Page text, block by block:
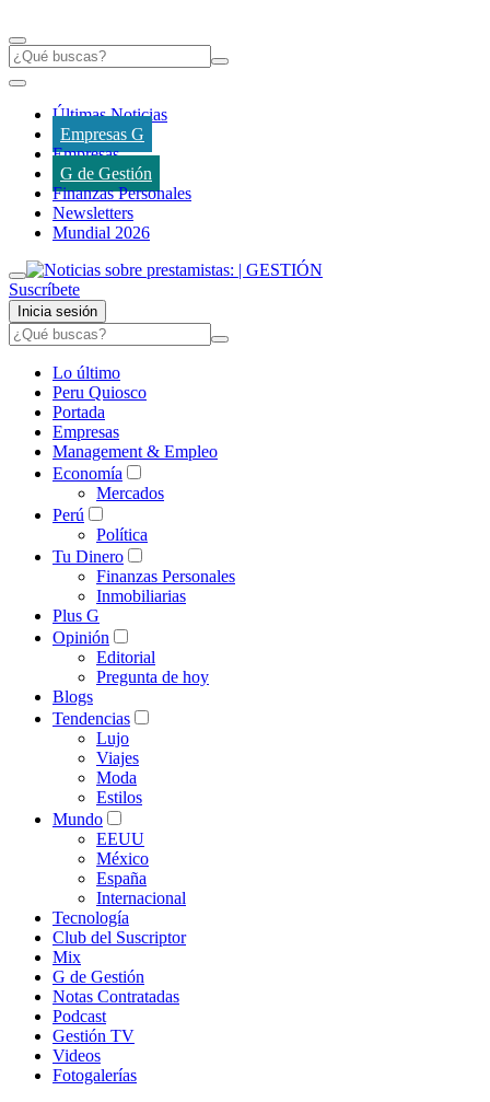
Últimas Noticias
Empresas G
Empresas
G de Gestión
Finanzas Personales
Newsletters
Mundial 2026
Suscríbete
Inicia sesión
Lo último
Peru Quiosco
Portada
Empresas
Management & Empleo
Economía
Mercados
Perú
Política
Tu Dinero
Finanzas Personales
Inmobiliarias
Plus G
Opinión
Editorial
Pregunta de hoy
Blogs
Tendencias
Lujo
Viajes
Moda
Estilos
Mundo
EEUU
México
España
Internacional
Tecnología
Club del Suscriptor
Mix
G de Gestión
Notas Contratadas
Podcast
Gestión TV
Videos
Fotogalerías